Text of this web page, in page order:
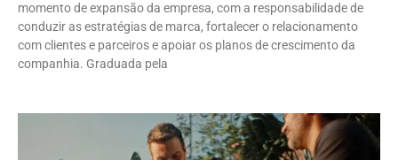
momento de expansão da empresa, com a responsabilidade de
conduzir as estratégias de marca, fortalecer o relacionamento
com clientes e parceiros e apoiar os planos de crescimento da
companhia. Graduada pela